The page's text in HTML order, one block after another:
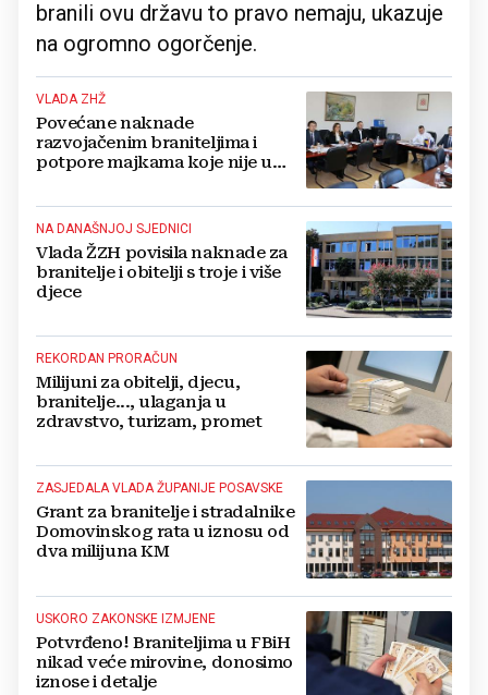
branili ovu državu to pravo nemaju, ukazuje
na ogromno ogorčenje.
VLADA ZHŽ
Povećane naknade
razvojačenim braniteljima i
potpore majkama koje nije u
NA DANAŠNJOJ SJEDNICI
Vlada ŽZH povisila naknade za
branitelje i obitelji s troje i više
djece
REKORDAN PRORAČUN
Milijuni za obitelji, djecu,
branitelje..., ulaganja u
zdravstvo, turizam, promet
ZASJEDALA VLADA ŽUPANIJE POSAVSKE
Grant za branitelje i stradalnike
Domovinskog rata u iznosu od
dva milijuna KM
USKORO ZAKONSKE IZMJENE
Potvrđeno! Braniteljima u FBiH
nikad veće mirovine, donosimo
iznose i detalje